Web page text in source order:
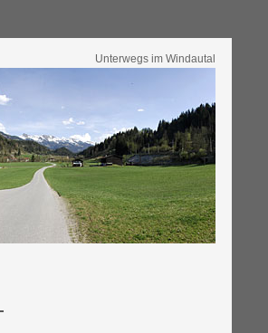
Unterwegs im Windautal